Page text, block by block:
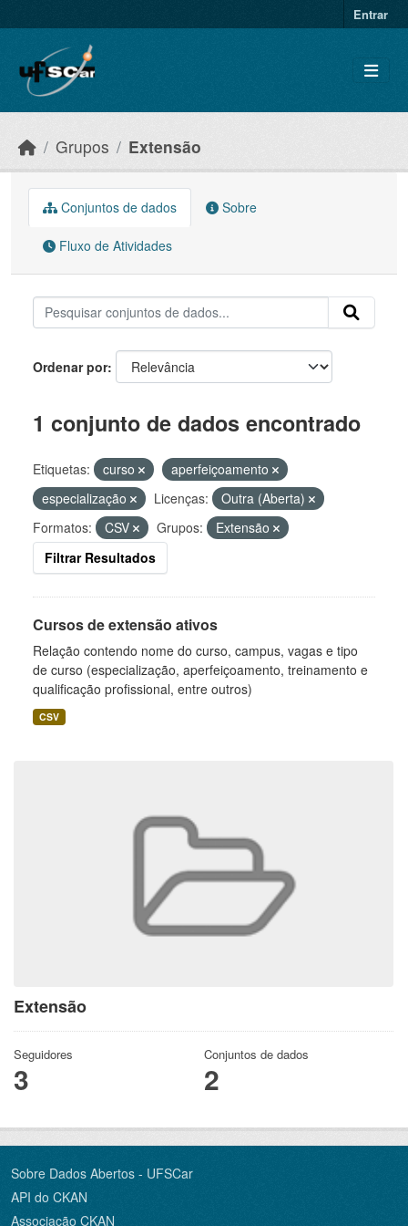
Entrar
Grupos Extensão
Extensão
Seguidores
3
Conjuntos de dados
2
Conjuntos de dados Sobre
Fluxo de Atividades
Ordenar por
1 conjunto de dados encontrado
Etiquetas: curso
aperfeiçoamento
especialização
Licenças:
Outra (Aberta)
Formatos:
CSV Grupos:
Extensão
Filtrar Resultados
Cursos de extensão ativos
Relação contendo nome do curso, campus, vagas e tipo
de curso (especialização, aperfeiçoamento, treinamento e
qualificação profissional, entre outros)
CSV
Sobre Dados Abertos - UFSCar
API do CKAN
Associação CKAN